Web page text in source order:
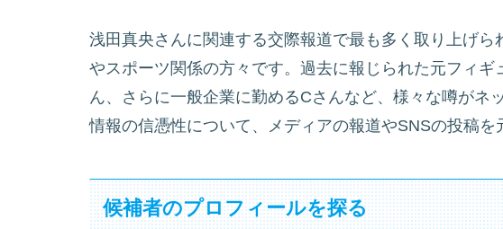
浅田真央さんに関連する交際報道で最も多く取り上げ
やスポーツ関係の方々です。過去に報じられた元フィギ
ん、さらに一般企業に勤めるCさんなど、様々な噂がネ
情報の信憑性について、メディアの報道やSNSの投稿を
候補者のプロフィールを探る